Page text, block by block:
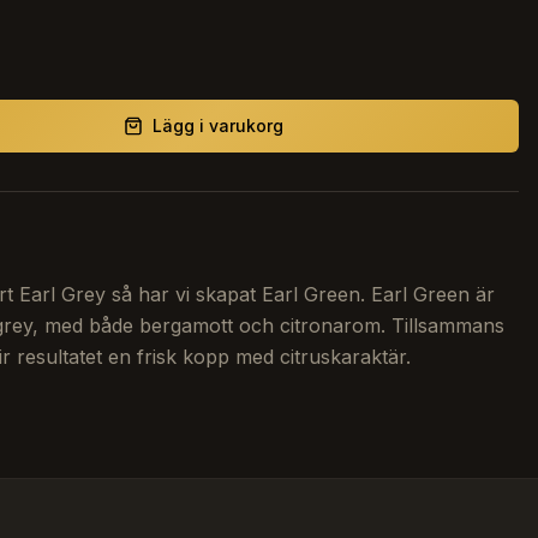
Lägg i varukorg
Earl Grey så har vi skapat Earl Green. Earl Green är
med både bergamott och citronarom. Tillsammans
resultatet en frisk kopp med citruskaraktär.